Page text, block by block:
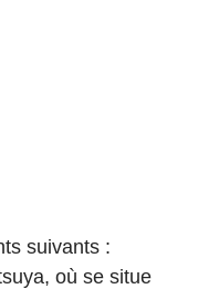
suivants :
où se situe